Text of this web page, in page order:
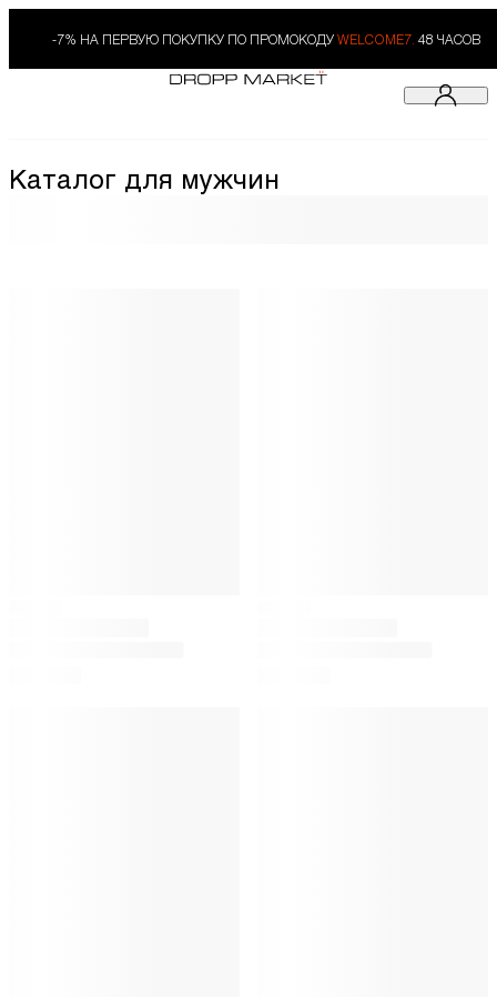
-7% НА ПЕРВУЮ ПОКУПКУ ПО ПРОМОКОДУ WELCOME7. 48 ЧАСОВ
Каталог для мужчин